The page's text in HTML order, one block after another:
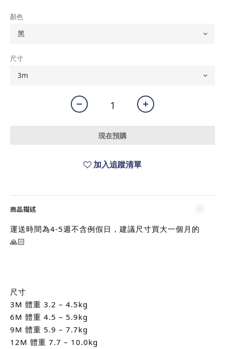
顏色
尺寸
現在預購
加入追蹤清單
商品描述
運送時間為4-5週不含例假日，建議尺寸買大一個月的
🙏🏻
尺寸
3M 體重 3.2 – 4.5kg
6M 體重 4.5 – 5.9kg
9M 體重 5.9 – 7.7kg
12M 體重 7.7 – 10.0kg